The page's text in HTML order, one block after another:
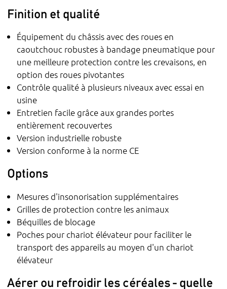
Finition et qualité
Équipement du châssis avec des roues en
caoutchouc robustes à bandage pneumatique pour
une meilleure protection contre les crevaisons, en
option des roues pivotantes
Contrôle qualité à plusieurs niveaux avec essai en
usine
Entretien facile grâce aux grandes portes
entièrement recouvertes
Version industrielle robuste
Version conforme à la norme CE
Options
Mesures d'insonorisation supplémentaires
Grilles de protection contre les animaux
Béquilles de blocage
Poches pour chariot élévateur pour faciliter le
transport des appareils au moyen d'un chariot
élévateur
Aérer ou refroidir les céréales - quelle